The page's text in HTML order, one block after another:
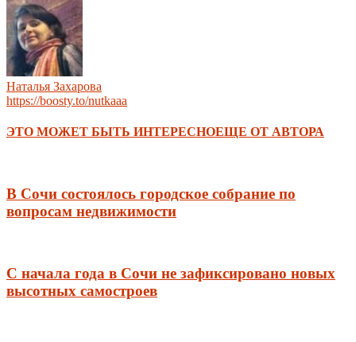
Наталья Захарова
https://boosty.to/nutkaaa
ЭТО МОЖЕТ БЫТЬ ИНТЕРЕСНОЕЩЕ ОТ АВТОРА
В Сочи состоялось городское собрание по
вопросам недвижимости
С начала года в Сочи не зафиксировано новых
высотных самостроев